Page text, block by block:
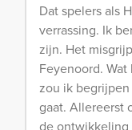
Dat spelers als
verrassing. Ik
zijn. Het
Feyenoord.
zou ik
gaat. Allereerst